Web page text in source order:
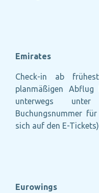
Emirates
Check-in ab
planmäßigen
unterwegs unter
Buchungsnummer
sich auf den E-
Eurowings